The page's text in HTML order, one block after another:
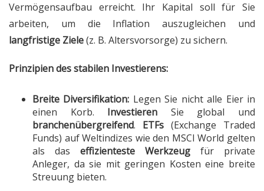
Vermögensaufbau erreicht. Ihr Kapital soll für Sie
arbeiten, um die Inflation auszugleichen und
langfristige Ziele(z. B. Altersvorsorge) zu sichern.
Prinzipien des stabilen Investierens:
Breite Diversifikation: Legen Sie nicht alle Eier in
einen Korb. Investieren Sie global und
branchenübergreifend. ETFs (Exchange Traded
Funds) auf Weltindizes wie den MSCI World gelten
als das effizienteste Werkzeug für private
Anleger, da sie mit geringen Kosten eine breite
Streuung bieten.